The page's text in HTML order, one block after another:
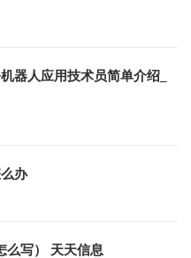
器人应用技术员简单介绍_
办
么写） 天天信息